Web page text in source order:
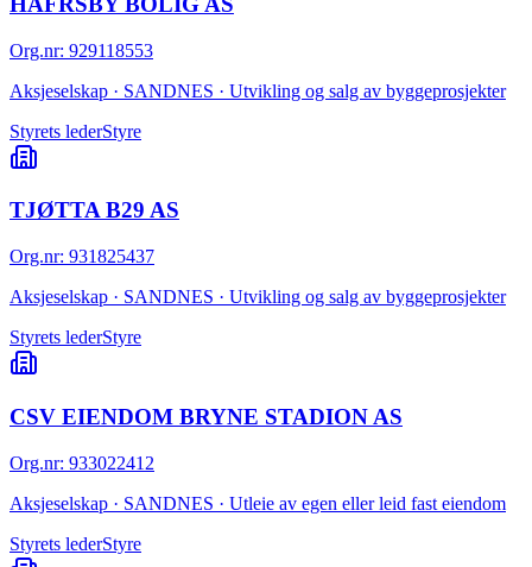
Org.nr: 929118553
Aksjeselskap · SANDNES · Utvikling og salg av byggeprosjekter
Styrets lederStyre
TJØTTA B29 AS
Org.nr: 931825437
Aksjeselskap · SANDNES · Utvikling og salg av byggeprosjekter
Styrets lederStyre
CSV EIENDOM BRYNE STADION AS
Org.nr: 933022412
Aksjeselskap · SANDNES · Utleie av egen eller leid fast eiendom
Styrets lederStyre